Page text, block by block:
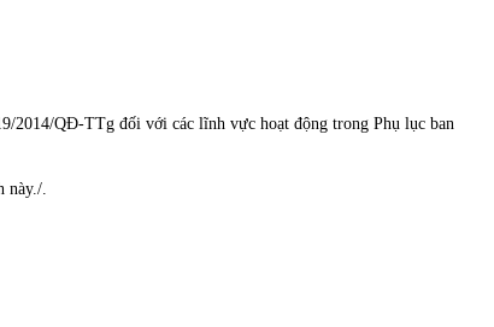
2014/QĐ-TTg đối với các lĩnh vực hoạt động trong Phụ lục ban
này./.